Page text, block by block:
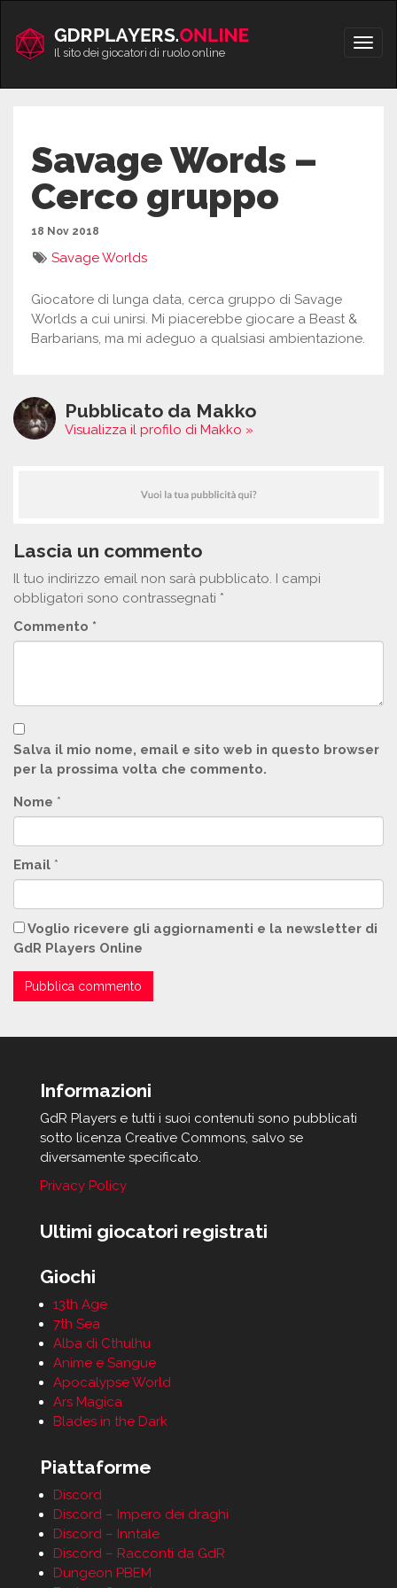
contenuto
Apri/
Il sito dei giocatori di ruolo online
Savage Words –
Cerco gruppo
18 Nov 2018
Savage Worlds
Giocatore di lunga data, cerca gruppo di Savage
Worlds a cui unirsi. Mi piacerebbe giocare a Beast &
Barbarians, ma mi adeguo a qualsiasi ambientazione.
Pubblicato da Makko
Visualizza il profilo di Makko »
Lascia un commento
Il tuo indirizzo email non sarà pubblicato. I campi
obbligatori sono contrassegnati *
Commento *
Salva il mio nome, email e sito web in questo browser
per la prossima volta che commento.
Nome *
Email *
Voglio ricevere gli aggiornamenti e la newsletter di
GdR Players Online
Informazioni
GdR Players e tutti i suoi contenuti sono pubblicati
sotto licenza Creative Commons, salvo se
diversamente specificato.
Privacy Policy
Ultimi giocatori registrati
Giochi
13th Age
7th Sea
Alba di Cthulhu
Anime e Sangue
Apocalypse World
Ars Magica
Blades in the Dark
Piattaforme
Discord
Discord – Impero dei draghi
Discord – Inntale
Discord – Racconti da GdR
Dungeon PBEM